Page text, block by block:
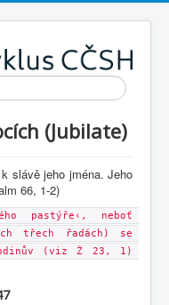
(Jubilate)
slávě jeho jména. Jeho
66, 1-2)
pastýře‹, neboť
třech řadách) se
(viz Ž 23, 1)